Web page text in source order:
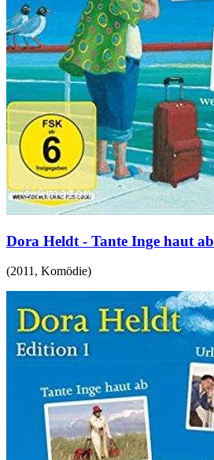
Dora Heldt - Tante Inge haut ab
(2011, Komödie)